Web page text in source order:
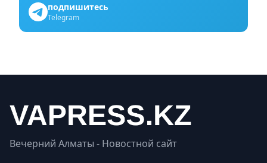
подпишитесь
Telegram
Вечерний Алматы - Новостной сайт